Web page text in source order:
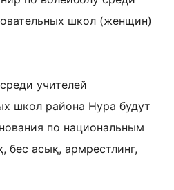
школ (женщин)
учителей
школ района Нура будут
по национальным
бес асық, армрестлинг,